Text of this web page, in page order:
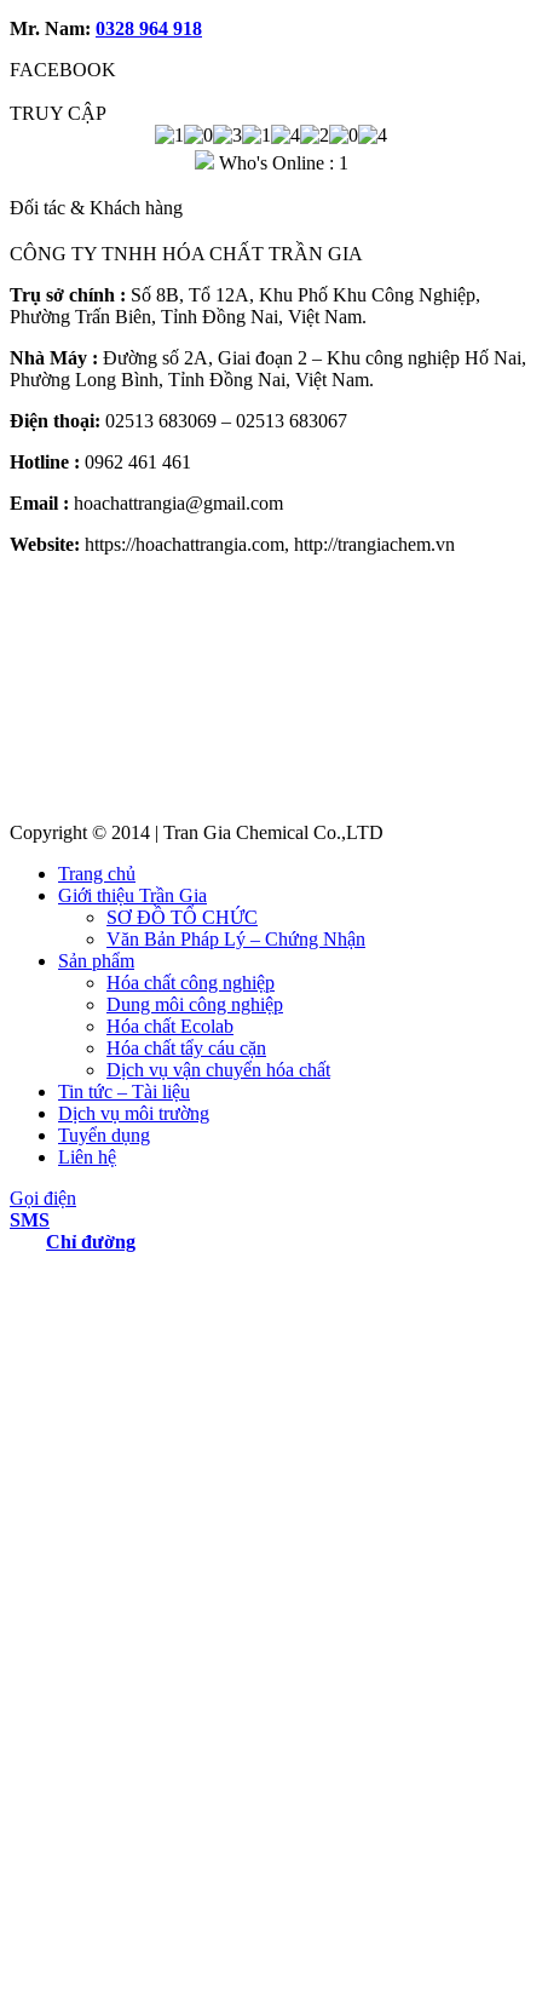
Mr. Nam: 0328 964 918
FACEBOOK
TRUY CẬP
Who's Online : 1
Đối tác & Khách hàng
CÔNG TY TNHH HÓA CHẤT TRẦN GIA
Trụ sở chính : Số 8B, Tổ 12A, Khu Phố Khu Công Nghiệp,
Phường Trấn Biên, Tỉnh Đồng Nai, Việt Nam.
Nhà Máy : Đường số 2A, Giai đoạn 2 – Khu công nghiệp Hố Nai,
Phường Long Bình, Tỉnh Đồng Nai, Việt Nam.
Điện thoại: 02513 683069 – 02513 683067
Hotline : 0962 461 461
Email : hoachattrangia@gmail.com
Website: https://hoachattrangia.com, http://trangiachem.vn
Copyright © 2014 | Tran Gia Chemical Co.,LTD
Trang chủ
Giới thiệu Trần Gia
SƠ ĐỒ TỔ CHỨC
Văn Bản Pháp Lý – Chứng Nhận
Sản phẩm
Hóa chất công nghiệp
Dung môi công nghiệp
Hóa chất Ecolab
Hóa chất tẩy cáu cặn
Dịch vụ vận chuyển hóa chất
Tin tức – Tài liệu
Dịch vụ môi trường
Tuyển dụng
Liên hệ
Gọi điện
SMS
Chỉ đường